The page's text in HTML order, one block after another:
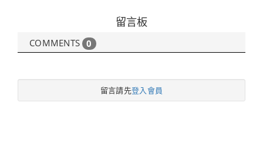
留言板
COMMENTS 0
留言請先登入會員